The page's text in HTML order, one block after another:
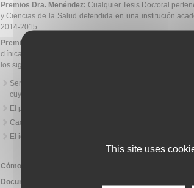
Premios Dra. Menéndez: Cualquier Tesis Doctoral
y Ciencias de la Salud defendida en una institución
2014-2015.
Premios Profesor Durántez:
clínica) en el campo de la Inmunología Tumoral, y
los siguientes requisitos:
Ser primer firmante de un artículo científico original
cuya fecha definitiva de publicación corresponda al año
El primer autor deberá estar vinculado a un Centro de
Cada autor podrá remitir un único trabajo por
El idioma del artículo será español o inglés.
Cómo se solicita:
Documentación Premios Dra. Menéndez:
This site uses